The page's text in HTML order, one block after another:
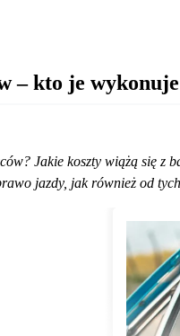
– kto je
Jakie koszty wiążą się z
jazdy, jak również od